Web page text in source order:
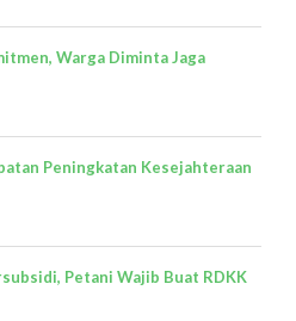
Warga Diminta Jaga
Peningkatan Kesejahteraan
Petani Wajib Buat RDKK